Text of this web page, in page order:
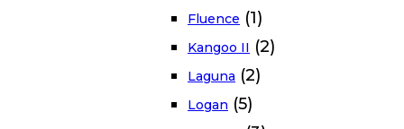
Fluence (1)
Kangoo II (2)
Laguna (2)
Logan (5)